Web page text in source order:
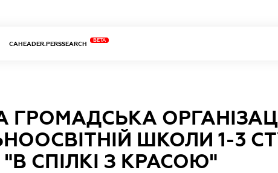
CAHEADER.PERSSEARCH
BETA
ГРОМАДСЬКА
ШКОЛИ 1-3
СПІЛКІ З КРАСОЮ"